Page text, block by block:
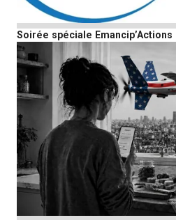
Soirée spéciale Emancip’Actions